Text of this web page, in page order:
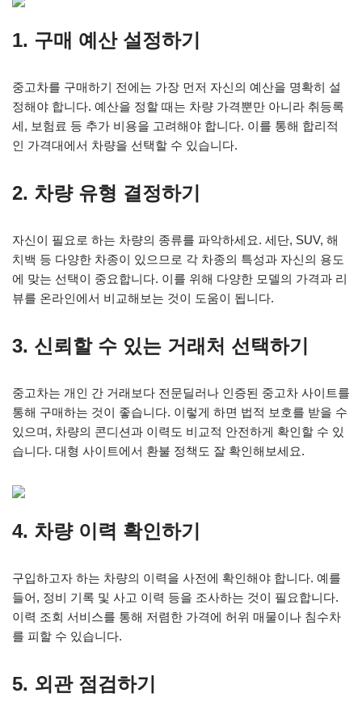
1. 구매 예산 설정하기
중고차를 구매하기 전에는 가장 먼저 자신의 예산을 명확히 설
정해야 합니다. 예산을 정할 때는 차량 가격뿐만 아니라 취등록
세, 보험료 등 추가 비용을 고려해야 합니다. 이를 통해 합리적
인 가격대에서 차량을 선택할 수 있습니다.
2. 차량 유형 결정하기
자신이 필요로 하는 차량의 종류를 파악하세요. 세단, SUV, 해
치백 등 다양한 차종이 있으므로 각 차종의 특성과 자신의 용도
에 맞는 선택이 중요합니다. 이를 위해 다양한 모델의 가격과 리
뷰를 온라인에서 비교해보는 것이 도움이 됩니다.
3. 신뢰할 수 있는 거래처 선택하기
중고차는 개인 간 거래보다 전문딜러나 인증된 중고차 사이트를
통해 구매하는 것이 좋습니다. 이렇게 하면 법적 보호를 받을 수
있으며, 차량의 콘디션과 이력도 비교적 안전하게 확인할 수 있
습니다. 대형 사이트에서 환불 정책도 잘 확인해보세요.
4. 차량 이력 확인하기
구입하고자 하는 차량의 이력을 사전에 확인해야 합니다. 예를
들어, 정비 기록 및 사고 이력 등을 조사하는 것이 필요합니다.
이력 조회 서비스를 통해 저렴한 가격에 허위 매물이나 침수차
를 피할 수 있습니다.
5. 외관 점검하기